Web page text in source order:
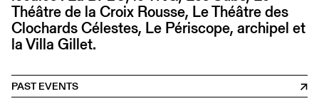
Théâtre de la Croix Rousse, Le Théâtre des
Clochards Célestes, Le Périscope, archipel et
la Villa Gillet.
PAST EVENTS